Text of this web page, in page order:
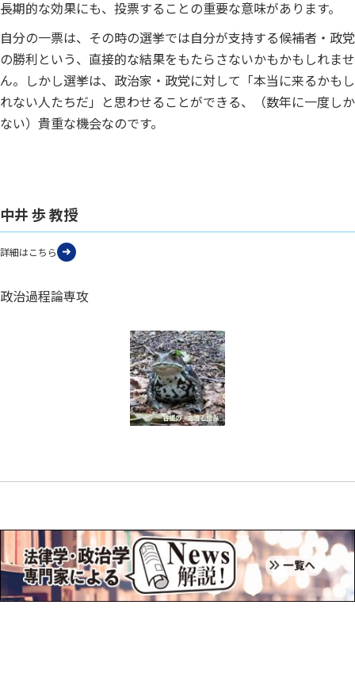
長期的な効果にも、投票することの重要な意味があります。
自分の一票は、その時の選挙では自分が支持する候補者・政党
の勝利という、直接的な結果をもたらさないかもかもしれませ
ん。しかし選挙は、政治家・政党に対して「本当に来るかもし
れない人たちだ」と思わせることができる、（数年に一度しか
ない）貴重な機会なのです。
中井 歩 教授
詳細はこちら
政治過程論専攻